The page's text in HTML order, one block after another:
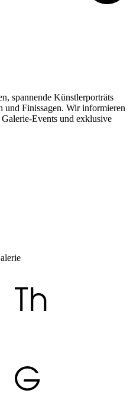
spannende Künstlerporträts
und Finissagen. Wir informieren
Events und exklusive